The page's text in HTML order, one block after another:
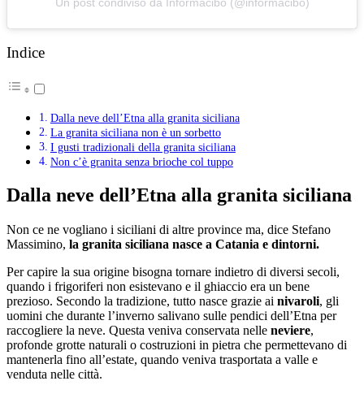
Indice
Dalla neve dell’Etna alla granita siciliana
La granita siciliana non è un sorbetto
I gusti tradizionali della granita siciliana
Non c’è granita senza brioche col tuppo
Dalla neve dell’Etna alla granita siciliana
Non ce ne vogliano i siciliani di altre province ma, dice Stefano
Massimino, la granita siciliana nasce a Catania e dintorni.
Per capire la sua origine bisogna tornare indietro di diversi secoli,
quando i frigoriferi non esistevano e il ghiaccio era un bene
prezioso. Secondo la tradizione, tutto nasce grazie ai nivaroli, gli
uomini che durante l’inverno salivano sulle pendici dell’Etna per
raccogliere la neve. Questa veniva conservata nelle neviere,
profonde grotte naturali o costruzioni in pietra che permettevano di
mantenerla fino all’estate, quando veniva trasportata a valle e
venduta nelle città.